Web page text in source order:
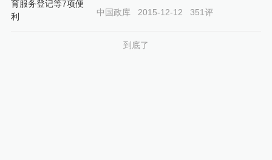
中国政库 2015-12-12 351评
到底了